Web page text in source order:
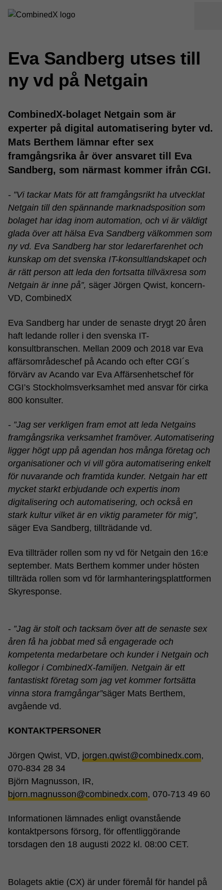
Eva Sandberg utses till
ny vd på Netgain
CombinedX-bolaget Netgain som är
experter på digital automatisering byter vd.
Mats Berthem lämnar efter sex
framgångsrika år över ansvaret till Eva
Sandberg, som närmast kommer ifrån CGI.
- ”Vi tackar Mats för att framgångsrikt ha utvecklat
Netgain till den spännande marknadsposition som
bolaget har idag inom automation, och vi är väldigt
glada över att hälsa Eva Sandberg välkommen som
ny vd. Eva Sandberg har stor ledarerfarenhet och
kunskap om det svenska IT-konsultlandskapet och
är rätt person att leda den fortsatta tillväxresa som
Netgain är inne på”, säger Jörgen Qwist, koncern-
VD, CombinedX
Eva Sandberg har under de senaste drygt 20 åren
haft ledande roller i den svenska IT-
konsultbranschen. Mellan 2009 och 2018 var Eva
affärsområdeschef på Acando och efter CGI´s
förvärv av Acando var Eva Affärsenhetschef för
CGI’s Stockholmsverksamhet med ansvar för cirka
800 konsulter.
- ”Jag ser verkligen fram emot att leda Netgains
framgångsrika verksamhet framöver. Automatisering
ligger högt upp på agendan hos många företag och
organisationer och vi vill göra automatisering enkelt
för nuvarande och framtida kunder. Netgain har ett
mycket starkt erbjudande och expertis inom
digitalisering och automatisering, och också en
stark kultur vilket är en viktig parameter för mig”,
säger Eva Sandberg, tillträdande vd.
Eva tillträder rollen som ny vd för Netgain den 16:e
september. Mats Berthem kommer under hösten
tillträda rollen som vd för larmhanteringsplattformen
Skyresponse.
- ”Jag är stolt och tacksam över att de senaste sex
åren få ha jobbat med så engagerade och
kompetenta medarbetare och kunder i Netgain och
kollegor i CombinedX-familjen. Netgain är ett
fantastiskt företag som jag vet kommer fortsätta
vinna stora framgångar”säger Mats Berthem,
avgående vd.
KONTAKTPERSONER
Jörgen Qwist, VD, jorgen.qwist@combinedx.com,
070-834 28 34
Björn Magnusson, IR,
bjorn.magnusson@combinedx.com, 070-713 49 60
Informationen lämnades enligt ovanstående
kontaktpersons försorg, för offentliggörande
torsdagen den 18 augusti 2022 kl. 08:00 CET.
Bolagets aktie (CX) är under föremål för handel på